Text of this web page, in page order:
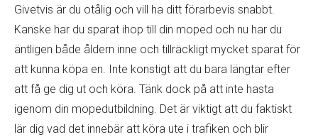
Givetvis är du otålig och vill ha ditt förarbevis snabbt.
Kanske har du sparat ihop till din moped och nu har du
äntligen både åldern inne och tillräckligt mycket sparat för
att kunna köpa en. Inte konstigt att du bara längtar efter
att få ge dig ut och köra. Tänk dock på att inte hasta
igenom din mopedutbildning. Det är viktigt att du faktiskt
lär dig vad det innebär att köra ute i trafiken och blir